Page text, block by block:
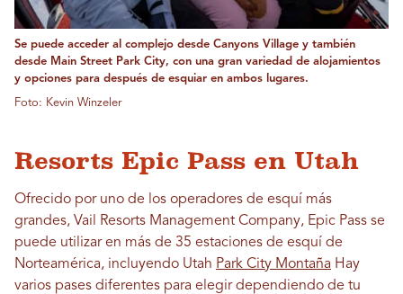
Se puede acceder al complejo desde Canyons Village y también
desde Main Street Park City, con una gran variedad de alojamientos
y opciones para después de esquiar en ambos lugares.
Foto: Kevin Winzeler
Resorts Epic Pass en Utah
Ofrecido por uno de los operadores de esquí más
grandes, Vail Resorts Management Company, Epic Pass se
puede utilizar en más de 35 estaciones de esquí de
Norteamérica, incluyendo Utah Park City Montaña Hay
varios pases diferentes para elegir dependiendo de tu